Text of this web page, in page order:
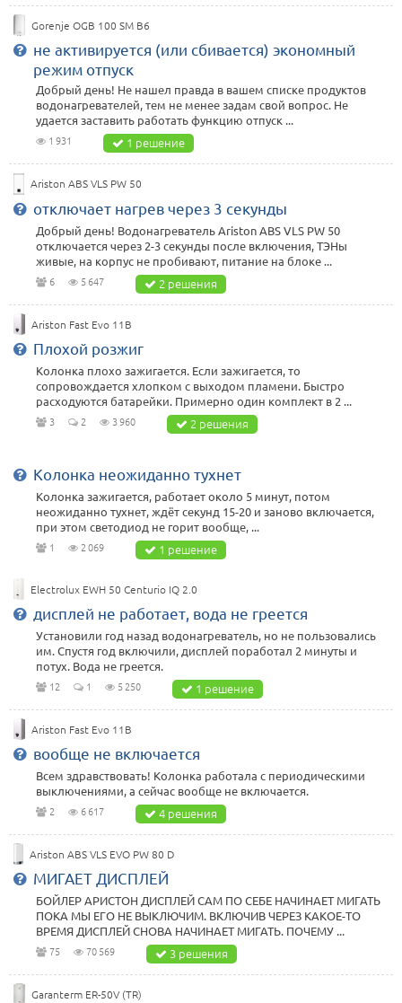
Gorenje OGB 100 SM B6
не активируется (или сбивается) экономный
режим отпуск
Добрый день! Не нашел правда в вашем списке продуктов
водонагревателей, тем не менее задам свой вопрос. Не
удается заставить работать функцию отпуск ...
1 931 1 решение
Ariston ABS VLS PW 50
отключает нагрев через 3 секунды
Добрый день! Водонагреватель Ariston ABS VLS PW 50
отключается через 2-3 секунды после включения, ТЭНы
живые, на корпус не пробивают, питание на блоке ...
6 5 647 2 решения
Ariston Fast Evo 11B
Плохой розжиг
Колонка плохо зажигается. Если зажигается, то
сопровождается хлопком с выходом пламени. Быстро
расходуются батарейки. Примерно один комплект в 2 ...
3 2 3 960 2 решения
Колонка неожиданно тухнет
Колонка зажигается, работает около 5 минут, потом
неожиданно тухнет, ждёт секунд 15-20 и заново включается,
при этом светодиод не горит вообще, ...
1 2 069 1 решение
Electrolux EWH 50 Centurio IQ 2.0
дисплей не работает, вода не греется
Установили год назад водонагреватель, но не пользовались
им. Спустя год включили, дисплей поработал 2 минуты и
потух. Вода не греется.
12 1 5 250 1 решение
Ariston Fast Evo 11B
вообще не включается
Всем здравствовать! Колонка работала с периодическими
выключениями, а сейчас вообще не включается.
2 6 617 4 решения
Ariston ABS VLS EVO PW 80 D
МИГАЕТ ДИСПЛЕЙ
БОЙЛЕР АРИСТОН ДИСПЛЕЙ САМ ПО СЕБЕ НАЧИНАЕТ МИГАТЬ
ПОКА МЫ ЕГО НЕ ВЫКЛЮЧИМ. ВКЛЮЧИВ ЧЕРЕЗ КАКОЕ-ТО
ВРЕМЯ ДИСПЛЕЙ СНОВА НАЧИНАЕТ МИГАТЬ. ПОЧЕМУ ...
75 70 569 3 решения
Garanterm ER-50V (TR)